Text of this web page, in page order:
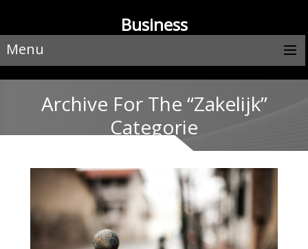
Business
Menu
Archive For The “Zakelijk”
Categorie